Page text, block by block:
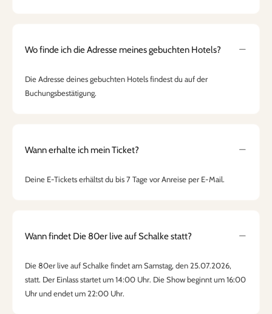
Wo finde ich die Adresse meines gebuchten Hotels?
Die Adresse deines gebuchten Hotels findest du auf der
Buchungsbestätigung.
Wann erhalte ich mein Ticket?
Deine E-Tickets erhältst du bis 7 Tage vor Anreise per E-Mail.
Wann findet Die 80er live auf Schalke statt?
Die 80er live auf Schalke findet am Samstag, den 25.07.2026,
statt. Der Einlass startet um 14:00 Uhr. Die Show beginnt um 16:00
Uhr und endet um 22:00 Uhr.